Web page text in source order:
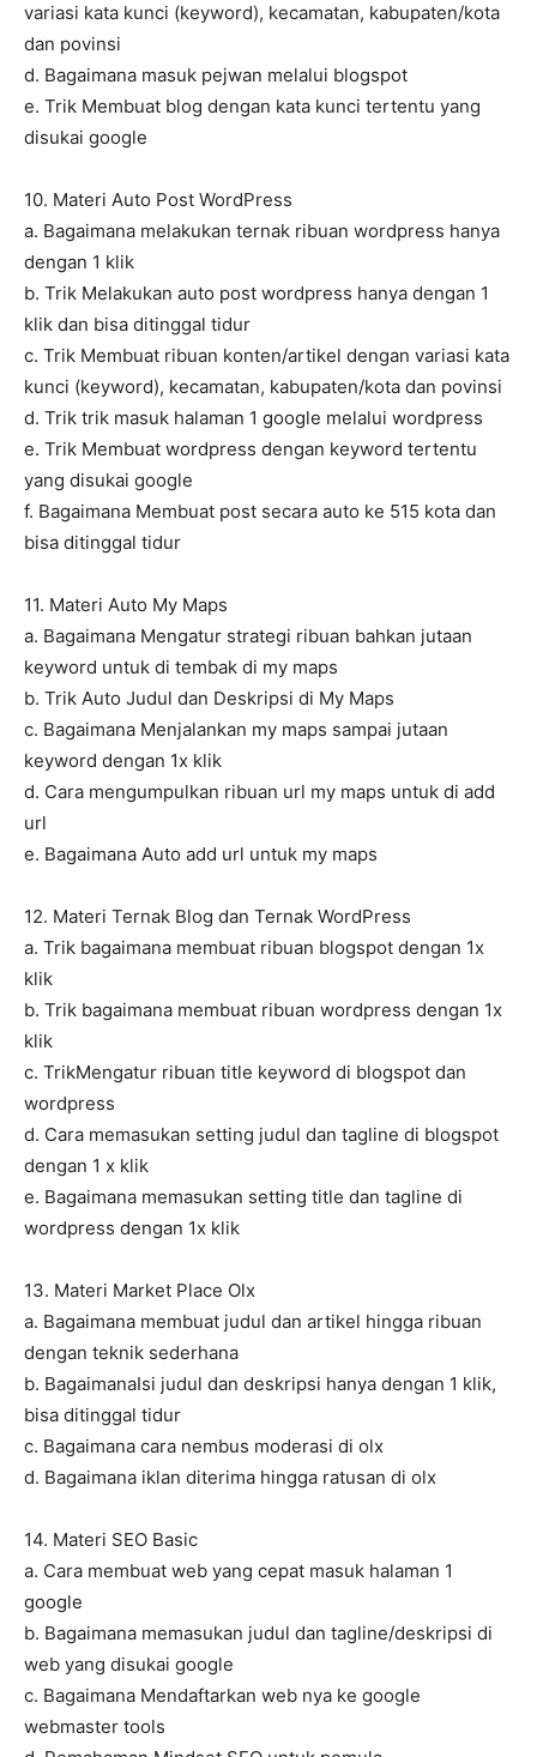
variasi kata kunci (keyword), kecamatan, kabupaten/kota
dan povinsi
d. Bagaimana masuk pejwan melalui blogspot
e. Trik Membuat blog dengan kata kunci tertentu yang
disukai google
10. Materi Auto Post WordPress
a. Bagaimana melakukan ternak ribuan wordpress hanya
dengan 1 klik
b. Trik Melakukan auto post wordpress hanya dengan 1
klik dan bisa ditinggal tidur
c. Trik Membuat ribuan konten/artikel dengan variasi kata
kunci (keyword), kecamatan, kabupaten/kota dan povinsi
d. Trik trik masuk halaman 1 google melalui wordpress
e. Trik Membuat wordpress dengan keyword tertentu
yang disukai google
f. Bagaimana Membuat post secara auto ke 515 kota dan
bisa ditinggal tidur
11. Materi Auto My Maps
a. Bagaimana Mengatur strategi ribuan bahkan jutaan
keyword untuk di tembak di my maps
b. Trik Auto Judul dan Deskripsi di My Maps
c. Bagaimana Menjalankan my maps sampai jutaan
keyword dengan 1x klik
d. Cara mengumpulkan ribuan url my maps untuk di add
url
e. Bagaimana Auto add url untuk my maps
12. Materi Ternak Blog dan Ternak WordPress
a. Trik bagaimana membuat ribuan blogspot dengan 1x
klik
b. Trik bagaimana membuat ribuan wordpress dengan 1x
klik
c. TrikMengatur ribuan title keyword di blogspot dan
wordpress
d. Cara memasukan setting judul dan tagline di blogspot
dengan 1 x klik
e. Bagaimana memasukan setting title dan tagline di
wordpress dengan 1x klik
13. Materi Market Place Olx
a. Bagaimana membuat judul dan artikel hingga ribuan
dengan teknik sederhana
b. BagaimanaIsi judul dan deskripsi hanya dengan 1 klik,
bisa ditinggal tidur
c. Bagaimana cara nembus moderasi di olx
d. Bagaimana iklan diterima hingga ratusan di olx
14. Materi SEO Basic
a. Cara membuat web yang cepat masuk halaman 1
google
b. Bagaimana memasukan judul dan tagline/deskripsi di
web yang disukai google
c. Bagaimana Mendaftarkan web nya ke google
webmaster tools